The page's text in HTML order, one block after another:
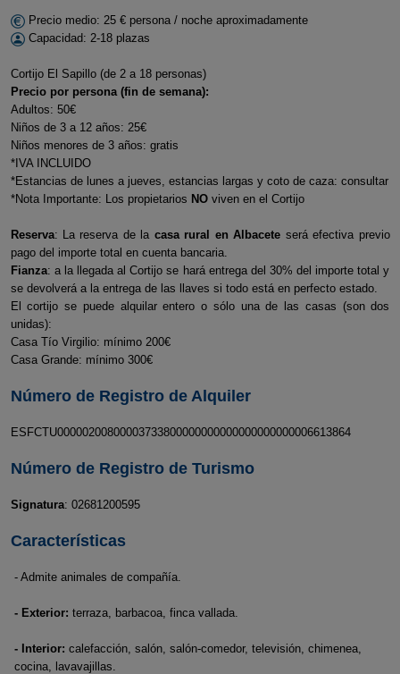
Precio medio: 25 € persona / noche aproximadamente
Capacidad: 2-18 plazas
Cortijo El Sapillo (de 2 a 18 personas)
Precio por persona (fin de semana):
Adultos: 50€
Niños de 3 a 12 años: 25€
Niños menores de 3 años: gratis
*IVA INCLUIDO
*Estancias de lunes a jueves, estancias largas y coto de caza: consultar
*Nota Importante: Los propietarios NOviven en el Cortijo
Reserva: La reserva de la casa rural en Albacete será efectiva previo
pago del importe total en cuenta bancaria.
Fianza: a la llegada al Cortijo se hará entrega del 30% del importe total y
se devolverá a la entrega de las llaves si todo está en perfecto estado.
El cortijo se puede alquilar entero o sólo una de las casas (son dos
unidas):
Casa Tío Virgilio: mínimo 200€
Casa Grande: mínimo 300€
Número de Registro de Alquiler
ESFCTU00000200800003733800000000000000000000006613864
Número de Registro de Turismo
Signatura: 02681200595
Características
- Admite animales de compañía.
- Exterior: terraza, barbacoa, finca vallada.
- Interior: calefacción, salón, salón-comedor, televisión, chimenea,
cocina, lavavajillas.